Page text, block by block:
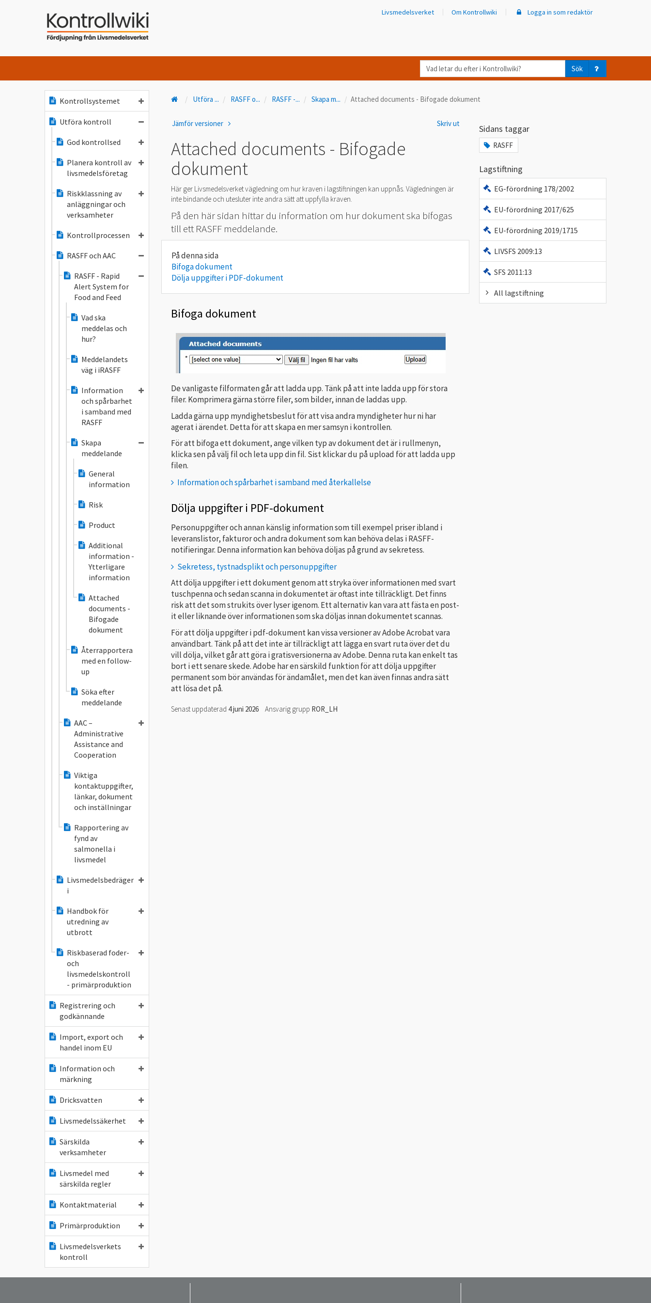
Livsmedelsverket Om Kontrollwiki Logga in som redaktör
Vad
letar
efter
Kontrollwiki?
Sök
Kontrollsystemet
Utföra kontroll
God kontrollsed
Planera kontroll av
livsmedelsföretag
Riskklassning av
anläggningar och
verksamheter
Kontrollprocessen
RASFF och AAC
RASFF - Rapid
Alert System for
Food and Feed
Vad ska
meddelas och
hur?
Meddelandets
väg i iRASFF
Information
och spårbarhet
i samband med
RASFF
Skapa
meddelande
General
information
Risk
Product
Additional
information -
Ytterligare
information
Attached
documents -
Bifogade
dokument
Återrapportera
med en follow-
up
Söka efter
meddelande
AAC –
Administrative
Assistance and
Cooperation
Viktiga
kontaktuppgifter,
länkar, dokument
och inställningar
Rapportering av
fynd av
salmonella i
livsmedel
Livsmedelsbedräger
i
Handbok för
utredning av
utbrott
Riskbaserad foder-
och
livsmedelskontroll
- primärproduktion
Registrering och
godkännande
Import, export och
handel inom EU
Information och
märkning
Dricksvatten
Livsmedelssäkerhet
Särskilda
verksamheter
Livsmedel med
särskilda regler
Kontaktmaterial
Primärproduktion
Livsmedelsverkets
kontroll
Utföra... RASFF o... RASFF -... Skapa m... Attached documents - Bifogade dokument
Skriv ut
Jämför versioner
Attached documents - Bifogade
dokument
Här ger Livsmedelsverket vägledning om hur kraven i lagstiftningen kan uppnås. Vägledningen är
inte bindande och utesluter inte andra sätt att uppfylla kraven.
På den här sidan hittar du information om hur dokument ska bifogas
till ett RASFF meddelande.
Bifoga dokument
Dölja uppgifter i PDF-dokument
Bifoga dokument
De vanligaste filformaten går att ladda upp. Tänk på att inte ladda upp för stora
filer. Komprimera gärna större filer, som bilder, innan de laddas upp.
Ladda gärna upp myndighetsbeslut för att visa andra myndigheter hur ni har
agerat i ärendet. Detta för att skapa en mer samsyn i kontrollen.
För att bifoga ett dokument, ange vilken typ av dokument det är i rullmenyn,
klicka sen på välj fil och leta upp din fil. Sist klickar du på upload för att ladda upp
filen.
Information och spårbarhet i samband med återkallelse
Dölja uppgifter i PDF-dokument
Personuppgifter och annan känslig information som till exempel priser ibland i
leveranslistor, fakturor och andra dokument som kan behöva delas i RASFF-
notifieringar. Denna information kan behöva döljas på grund av sekretess.
Sekretess, tystnadsplikt och personuppgifter
Att dölja uppgifter i ett dokument genom att stryka över informationen med svart
tuschpenna och sedan scanna in dokumentet är oftast inte tillräckligt. Det finns
risk att det som strukits över lyser igenom. Ett alternativ kan vara att fästa en post-
it eller liknande över informationen som ska döljas innan dokumentet scannas.
För att dölja uppgifter i pdf-dokument kan vissa versioner av Adobe Acrobat vara
användbart. Tänk på att det inte är tillräckligt att lägga en svart ruta över det du
vill dölja, vilket går att göra i gratisversionerna av Adobe. Denna ruta kan enkelt tas
bort i ett senare skede. Adobe har en särskild funktion för att dölja uppgifter
permanent som bör användas för ändamålet, men det kan även finnas andra sätt
att lösa det på.
Senast uppdaterad 4 juni 2026 Ansvarig grupp ROR_LH
Sidans taggar
RASFF
Lagstiftning
EG-förordning 178/2002
EU-förordning 2017/625
EU-förordning 2019/1715
LIVSFS 2009:13
SFS 2011:13
All lagstiftning